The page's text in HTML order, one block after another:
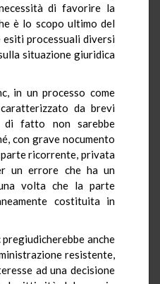
di favorire la
è lo scopo ultimo del
processuali diversi
situazione giuridica
in un processo come
da brevi
di fatto non sarebbe
con grave nocumento
ricorrente, privata
un errore che ha un
volta che la parte
costituita in
anche
resistente,
ad una decisione